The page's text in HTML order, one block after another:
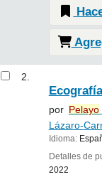
2.
por Pelayo
Lázaro-
Idioma:
Detalles de
2022